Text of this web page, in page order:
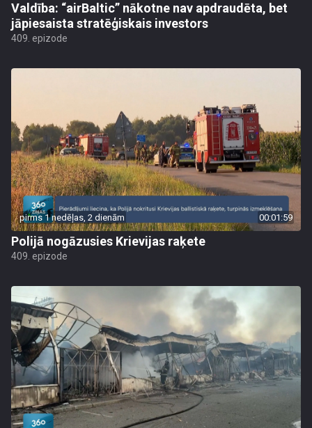
Valdība: “airBaltic” nākotne nav apdraudēta, bet
jāpiesaista stratēģiskais investors
409. epizode
pirms 1 nedēļas, 2 dienām 00:01:59
Polijā nogāzusies Krievijas raķete
409. epizode